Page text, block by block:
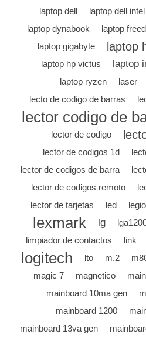
laptop dell
laptop dell intel
laptop dynabook
laptop
laptop gigabyte laptop
laptop hp victus
laptop
laptop ryzen
laser
lecto de codigo de barras
lector codigo de
lector de codigo
lector de codigos 1d
lector de codigos de barra
lector de codigos remoto
lector de tarjetas
led
lexmark lg
limpiador de contactos
link
logitech lto m.2
magic 7
magnetico
mainboard 10ma gen
mainboard 1200
mainboard 13va gen